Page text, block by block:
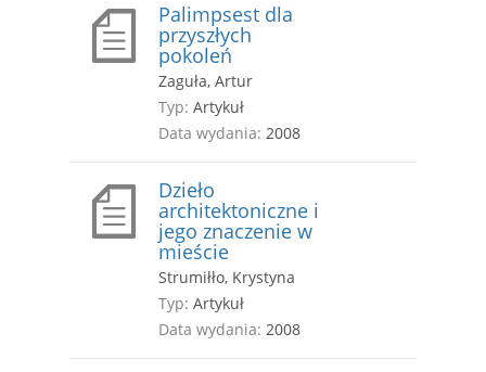
Palimpsest dla
przyszłych
pokoleń
Zaguła, Artur
Typ: Artykuł
Data wydania: 2008
Dzieło
architektoniczne i
jego znaczenie w
mieście
Strumiłło, Krystyna
Typ: Artykuł
Data wydania: 2008